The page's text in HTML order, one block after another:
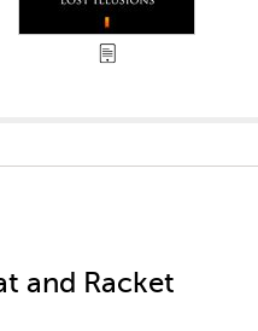
and Racket